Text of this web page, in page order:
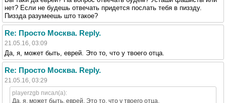
нет? Если не будешь отвечать придется послать тебя в пиззду.
Пиззда разумеешь што такое?
Re: Просто Москва. Reply.
21.05.16, 03:09
Да, я, может быть, еврей. Это то, что у твоего отца.
Re: Просто Москва. Reply.
21.05.16, 03:29
playerzgb писал(а):
Да, я, может быть, еврей. Это то, что у твоего отца.